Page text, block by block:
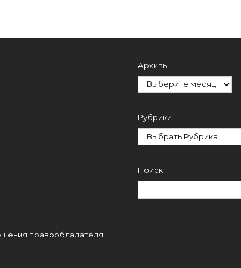
Архивы
Рубрики
Поиск
правообладателя.